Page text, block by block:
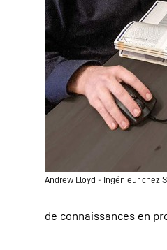
Andrew Lloyd - Ingénieur chez
de connaissances en